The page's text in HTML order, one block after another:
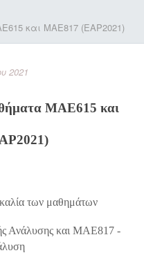
και ΜΑΕ817 (ΕΑΡ2021)
2021
ΜΑΕ615 και
των μαθημάτων
Ανάλυσης και ΜΑΕ817 -